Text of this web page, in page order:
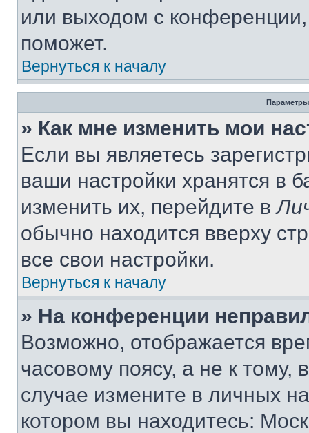
или выходом с
поможет.
Вернуться к началу
Параметры
» Как мне изменить мои
Если вы являетесь
ваши настройки хранятся в
изменить их, перейдите в
обычно находится вверху
все свои настройки.
Вернуться к началу
» На конференции
Возможно, отображается
часовому поясу, а не к тому,
случае измените в личных
котором вы находитесь: